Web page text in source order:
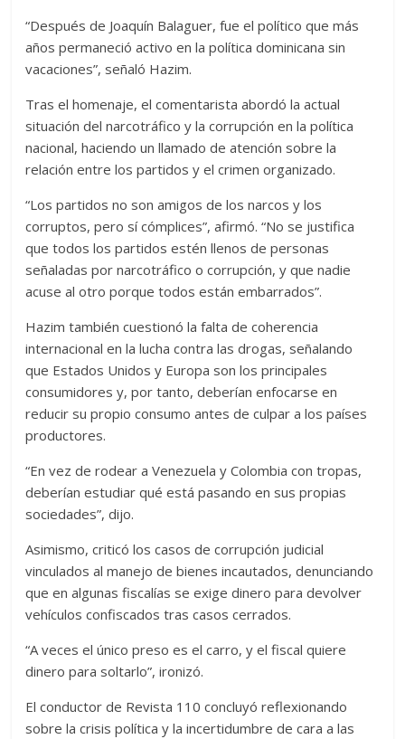
“Después de Joaquín Balaguer, fue el político que más
años permaneció activo en la política dominicana sin
vacaciones”, señaló Hazim.
Tras el homenaje, el comentarista abordó la actual
situación del narcotráfico y la corrupción en la política
nacional, haciendo un llamado de atención sobre la
relación entre los partidos y el crimen organizado.
“Los partidos no son amigos de los narcos y los
corruptos, pero sí cómplices”, afirmó. “No se justifica
que todos los partidos estén llenos de personas
señaladas por narcotráfico o corrupción, y que nadie
acuse al otro porque todos están embarrados”.
Hazim también cuestionó la falta de coherencia
internacional en la lucha contra las drogas, señalando
que Estados Unidos y Europa son los principales
consumidores y, por tanto, deberían enfocarse en
reducir su propio consumo antes de culpar a los países
productores.
“En vez de rodear a Venezuela y Colombia con tropas,
deberían estudiar qué está pasando en sus propias
sociedades”, dijo.
Asimismo, criticó los casos de corrupción judicial
vinculados al manejo de bienes incautados, denunciando
que en algunas fiscalías se exige dinero para devolver
vehículos confiscados tras casos cerrados.
“A veces el único preso es el carro, y el fiscal quiere
dinero para soltarlo”, ironizó.
El conductor de Revista 110 concluyó reflexionando
sobre la crisis política y la incertidumbre de cara a las